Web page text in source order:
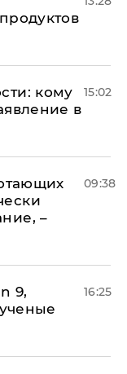
кому
в
15:02
–
09:38
9,
16:25